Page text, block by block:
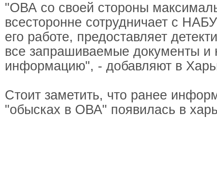
"ОВА со своей стороны
всесторонне сотрудничает с
его работе, предоставляет
все запрашиваемые документы и
информацию", - добавляют в
Стоит заметить, что ранее
"обысках в ОВА" появилась в